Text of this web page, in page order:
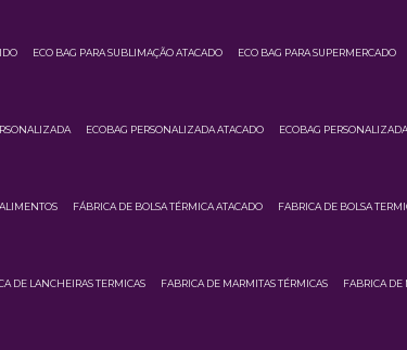
ECO BAG PARA SUBLIMAÇÃO ATACADO ECO BAG PARA SUPERMERCADO
ECOBAG PERSONALIZADA ATACADO ECOBAG
FÁBRICA DE BOLSA TÉRMICA ATACADO FABRICA DE BOLSA
DE LANCHEIRAS TERMICAS FABRICA DE MARMITAS TÉRMICAS FABRICA DE